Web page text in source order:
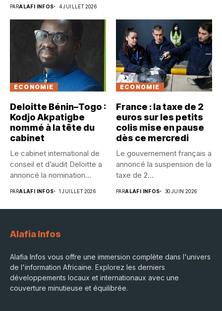
PARALAFI INFOS 4 JUILLET 2026
ECONOMIE
Deloitte Bénin–Togo :
Kodjo Akpatigbe
nommé à la tête du
cabinet
Le cabinet international de
conseil et d’audit Deloitte a
annoncé la nomination...
PARALAFI INFOS 1 JUILLET 2026
ECONOMIE
France : la taxe de 2
euros sur les petits
colis mise en pause
dès ce mercredi
Le gouvernement français a
annoncé la suspension de la
taxe de 2...
PARALAFI INFOS 30 JUIN 2026
Alafia Infos
Alafia Infos vous offre une immersion complète dans l'univers
de l'information Africaine. Explorez les derniers
développements locaux et internationaux avec une
couverture minutieuse et équilibrée.